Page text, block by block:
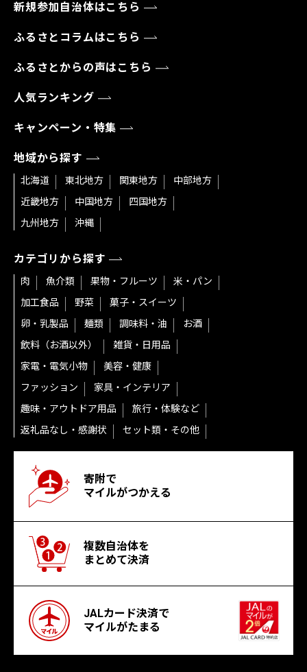
新規参加自治体はこちら
ふるさとコラムはこちら
ふるさとからの声はこちら
人気ランキング
キャンペーン・特集
地域から探す
北海道 東北地方 関東地方
中部地方
近畿地方
中国地方
四国地方
九州地方
沖縄
カテゴリから探す
肉 魚介類 果物・フルーツ
米・パン
加工食品
野菜
菓子・スイーツ
卵・乳製品
麺類 調味料・油
お酒
飲料（お酒以外）
雑貨・日用品
家電・電気小物
美容・健康
ファッション
家具・インテリア
趣味・アウトドア用品
旅行・体験など
返礼品なし・感謝状
セット類・その他
寄附で
マイルがつかえる
複数自治体を
まとめて決済
JALカード決済で
マイルがたまる